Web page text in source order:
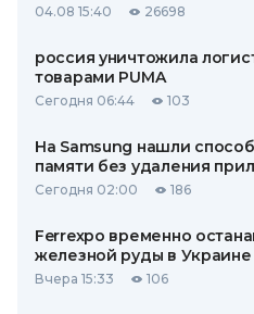
04.08 15:40 26698
россия уничтожила
товарами PUMA
Сегодня 06:44 103
На Samsung нашли
памяти без удаления
Сегодня 02:00 186
Ferrexpo временно
железной руды в Украине
Вчера 15:33 106